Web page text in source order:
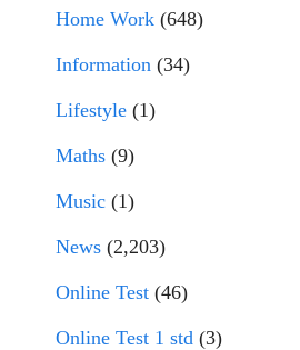
Home Work (648)
Information (34)
Lifestyle (1)
Maths (9)
Music (1)
News (2,203)
Online Test (46)
Online Test 1 std (3)